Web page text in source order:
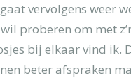
vervolgens weer
proberen om met
bij elkaar vind ik.
beter afspraken